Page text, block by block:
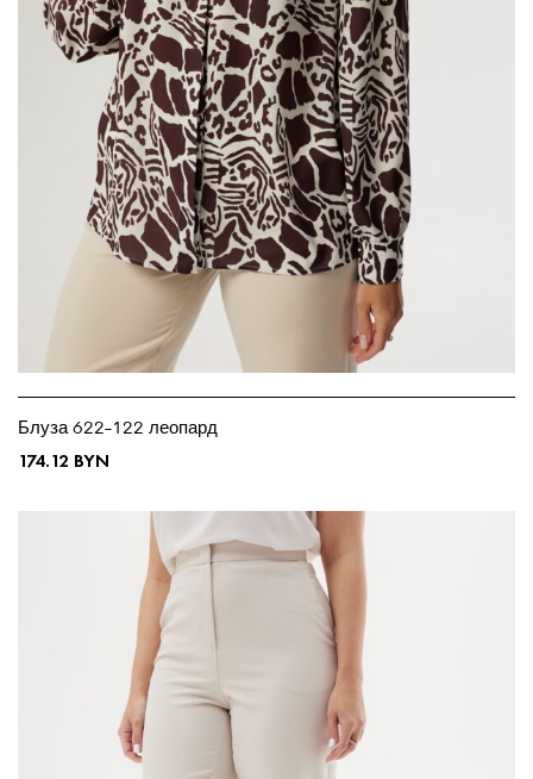
Блуза 622-122 леопард
174.12 BYN